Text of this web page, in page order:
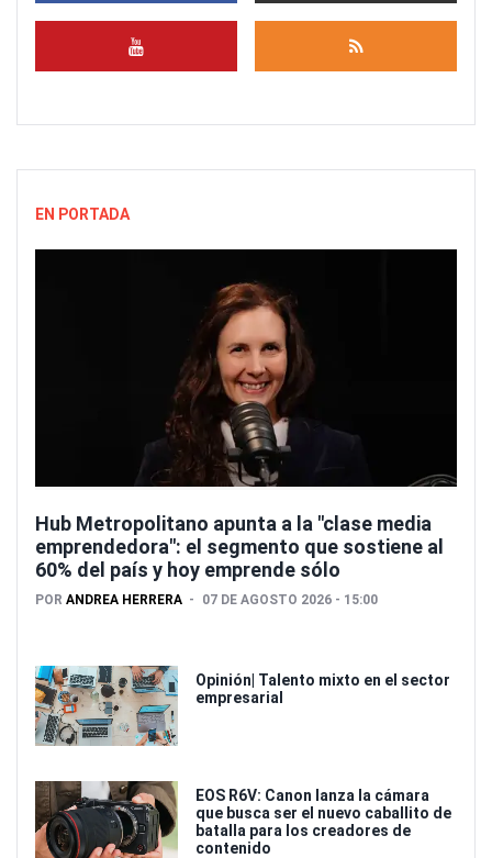
EN PORTADA
Hub Metropolitano apunta a la "clase media
emprendedora": el segmento que sostiene al
60% del país y hoy emprende sólo
POR ANDREA HERRERA 07 DE AGOSTO 2026 - 15:00
Opinión| Talento mixto en el sector
empresarial
EOS R6V: Canon lanza la cámara
que busca ser el nuevo caballito de
batalla para los creadores de
contenido